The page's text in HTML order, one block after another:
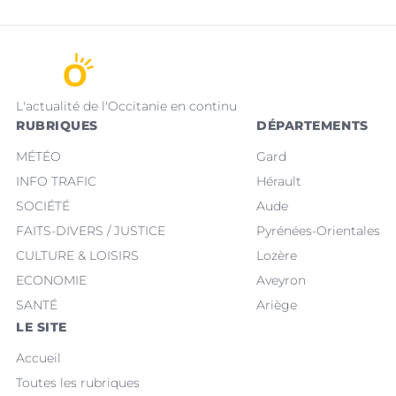
L'actualité de l'Occitanie en continu
RUBRIQUES
MÉTÉO
INFO TRAFIC
SOCIÉTÉ
FAITS-DIVERS / JUSTICE
CULTURE & LOISIRS
ECONOMIE
SANTÉ
DÉPARTEMENTS
Gard
Hérault
Aude
Pyrénées-Orientales
Lozère
Aveyron
Ariège
LE SITE
Accueil
Toutes les rubriques